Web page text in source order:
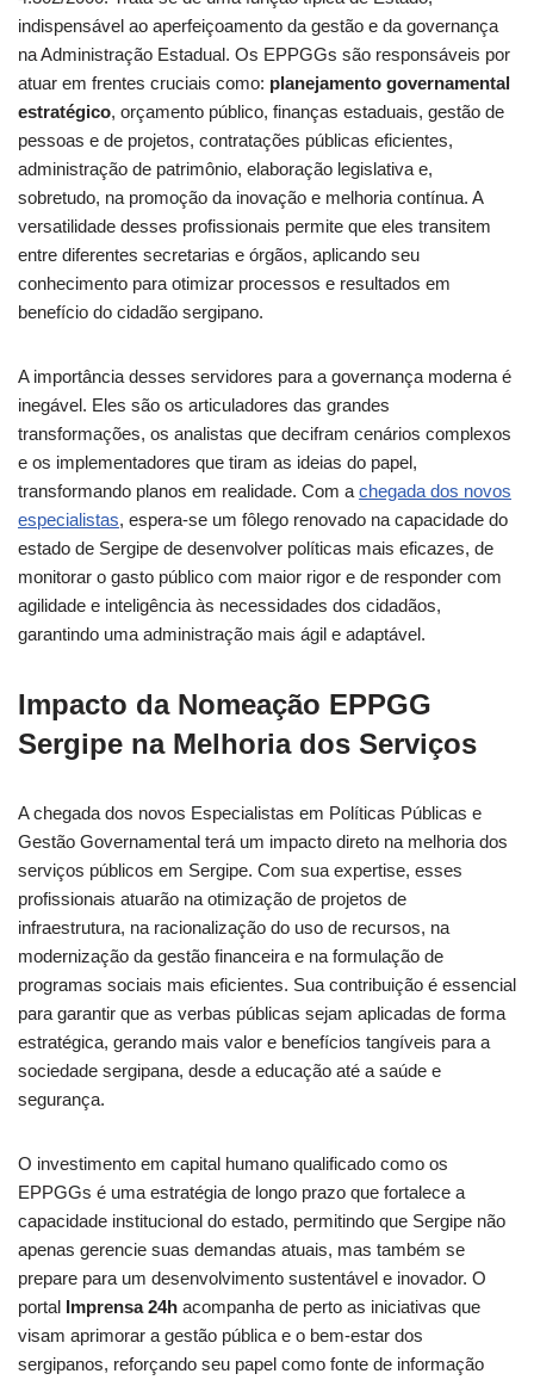
indispensável ao aperfeiçoamento da gestão e da governança
na Administração Estadual. Os EPPGGs são responsáveis por
atuar em frentes cruciais como: planejamento governamental
estratégico, orçamento público, finanças estaduais, gestão de
pessoas e de projetos, contratações públicas eficientes,
administração de patrimônio, elaboração legislativa e,
sobretudo, na promoção da inovação e melhoria contínua. A
versatilidade desses profissionais permite que eles transitem
entre diferentes secretarias e órgãos, aplicando seu
conhecimento para otimizar processos e resultados em
benefício do cidadão sergipano.
A importância desses servidores para a governança moderna é
inegável. Eles são os articuladores das grandes
transformações, os analistas que decifram cenários complexos
e os implementadores que tiram as ideias do papel,
transformando planos em realidade. Com a chegada dos novos
especialistas, espera-se um fôlego renovado na capacidade do
estado de Sergipe de desenvolver políticas mais eficazes, de
monitorar o gasto público com maior rigor e de responder com
agilidade e inteligência às necessidades dos cidadãos,
garantindo uma administração mais ágil e adaptável.
Impacto da Nomeação EPPGG
Sergipe na Melhoria dos Serviços
A chegada dos novos Especialistas em Políticas Públicas e
Gestão Governamental terá um impacto direto na melhoria dos
serviços públicos em Sergipe. Com sua expertise, esses
profissionais atuarão na otimização de projetos de
infraestrutura, na racionalização do uso de recursos, na
modernização da gestão financeira e na formulação de
programas sociais mais eficientes. Sua contribuição é essencial
para garantir que as verbas públicas sejam aplicadas de forma
estratégica, gerando mais valor e benefícios tangíveis para a
sociedade sergipana, desde a educação até a saúde e
segurança.
O investimento em capital humano qualificado como os
EPPGGs é uma estratégia de longo prazo que fortalece a
capacidade institucional do estado, permitindo que Sergipe não
apenas gerencie suas demandas atuais, mas também se
prepare para um desenvolvimento sustentável e inovador. O
portal Imprensa 24h acompanha de perto as iniciativas que
visam aprimorar a gestão pública e o bem-estar dos
sergipanos, reforçando seu papel como fonte de informação